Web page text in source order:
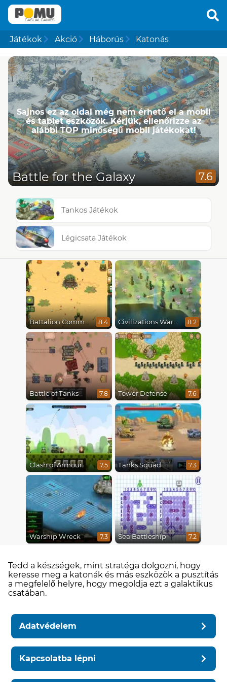
Játékok Akció Háborús Katonás
Sajnos ez az oldal még nem érhető el a mobil
és tablet eszközök. Kérjük, ellenőrizze az
alábbi TOP minőségű mobil játékokat!
Battle for the Galaxy 7.6
Tankos Játékok
Légicsata Játékok
Battalion Commander 8.4 Civilizations Wars Master Edition 8.2
Battle of Tanks 7.8 Tower Defense 7.6
Clash of Armour 7.5 Tanks Squad 7.3
Warship Wreck 7.3 Sea Battleship 7.2
Tedd a készségek, mint stratéga dolgozni, hogy
keresse meg a katonák és más eszközök a pusztítás
a megfelelő helyre, hogy megoldja ezt a galaktikus
csatában.
Adatvédelem
Kapcsolatba lépni